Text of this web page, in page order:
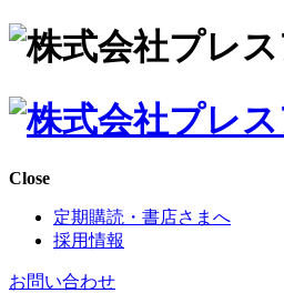
Close
定期購読・書店さまへ
採用情報
お問い合わせ